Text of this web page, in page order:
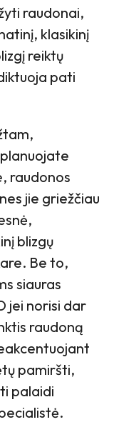
raudonai,
klasikinį
reiktų
pati
raudonos
jie griežčiau
blizgų
Be to,
siauras
jei norisi dar
raudoną
pamiršti,
palaidi